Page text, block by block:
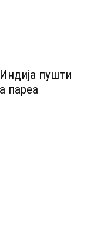
пушти
пареа